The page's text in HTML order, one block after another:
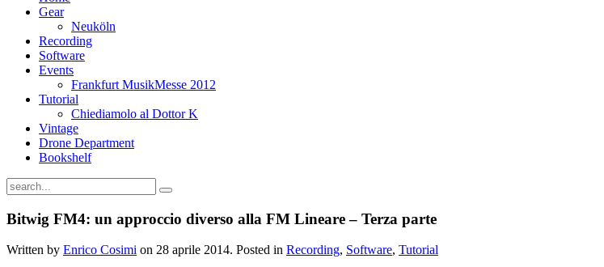
Gear
Neuköln
Recording
Software
Events
Frankfurt MusikMesse 2012
Tutorial
Chiediamolo al Dottor K
Vintage
Drone Department
Bookshelf
Bitwig FM4: un approccio diverso alla FM Lineare – Terza parte
Written by Enrico Cosimi on 28 aprile 2014. Posted in Recording, Software, Tutorial